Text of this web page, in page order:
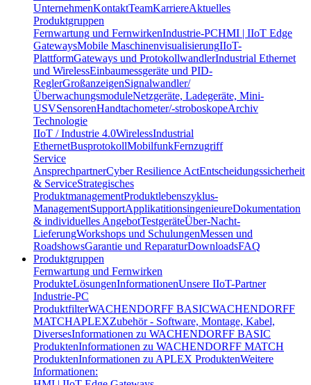
UnternehmenKontaktTeamKarriereAktuelles
Produktgruppen
Fernwartung und FernwirkenIndustrie-PCHMI | IIoT Edge
GatewaysMobile MaschinenvisualisierungIIoT-
PlattformGateways und ProtokollwandlerIndustrial Ethernet
und WirelessEinbaumessgeräte und PID-
ReglerGroßanzeigenSignalwandler/
ÜberwachungsmoduleNetzgeräte, Ladegeräte, Mini-
USVSensorenHandtachometer/-stroboskopeArchiv
Technologie
IIoT / Industrie 4.0WirelessIndustrial
EthernetBusprotokollMobilfunkFernzugriff
Service
AnsprechpartnerCyber Resilience ActEntscheidungssicherheit
& ServiceStrategisches
ProduktmanagementProduktlebenszyklus-
ManagementSupportApplikatitionsingenieureDokumentation
& individuelles AngebotTestgeräteÜber-Nacht-
LieferungWorkshops und SchulungenMessen und
RoadshowsGarantie und ReparaturDownloadsFAQ
Produktgruppen
Fernwartung und Fernwirken
ProdukteLösungenInformationenUnsere IIoT-Partner
Industrie-PC
ProduktfilterWACHENDORFF BASICWACHENDORFF
MATCHAPLEXZubehör - Software, Montage, Kabel,
DiversesInformationen zu WACHENDORFF BASIC
ProduktenInformationen zu WACHENDORFF MATCH
ProduktenInformationen zu APLEX ProduktenWeitere
Informationen: